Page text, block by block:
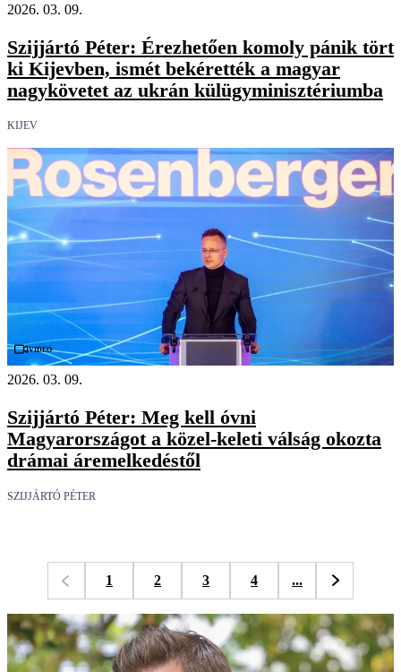
2026. 03. 09.
Szijjártó Péter: Érezhetően komoly pánik tört
ki Kijevben, ismét bekérették a magyar
nagykövetet az ukrán külügyminisztériumba
KIJEV
Videó
2026. 03. 09.
Szijjártó Péter: Meg kell óvni
Magyarországot a közel-keleti válság okozta
drámai áremelkedéstől
SZIJJÁRTÓ PÉTER
1 2 3 4 ...